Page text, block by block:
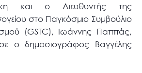
και ο Διευθυντής της
στο Παγκόσμιο Συμβούλιο
(GSTC), Ιωάννης Παππάς,
ο δημοσιογράφος Βαγγέλης